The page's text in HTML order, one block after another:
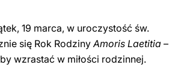
19 marca, w uroczystość św.
się Rok RodzinyAmoris Laetitia –
wzrastać w miłości rodzinnej.